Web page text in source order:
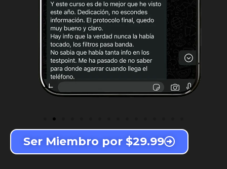
Ser Miembro por $29.99